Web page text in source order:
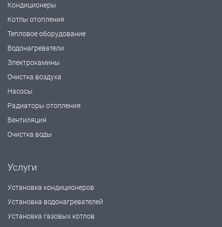
Кондиционеры
Котлы отопления
Тепловое оборудование
Водонагреватели
Электрокамины
Очистка воздуха
Насосы
Радиаторы отопления
Вентиляция
Очистка воды
Услуги
Установка кондиционеров
Установка водонагревателей
Установка газовых котлов